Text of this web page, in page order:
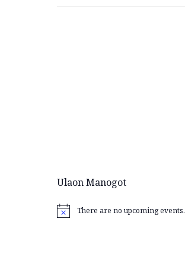
Ulaon Manogot
Notice There are no upcoming events.